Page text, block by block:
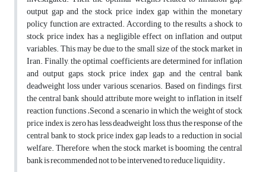
output gap and the stock price index gap within the monetary
policy function are extracted. According to the results, a shock to
stock price index has a negligible effect on inflation and output
variables. This may be due to the small size of the stock market in
Iran. Finally, the optimal coefficients are determined for inflation
and output gaps, stock price index gap, and the central bank
deadweight loss under various scenarios. Based on findings, first,
the central bank should attribute more weight to inflation in itself
reaction functions.Second, a scenario in which the weight of stock
price index is zero has less deadweight loss, thus the response of the
central bank to stock price index gap leads to a reduction in social
welfare. Therefore, when the stock market is booming, the central
bank is recommended not to be intervened to reduce liquidity.